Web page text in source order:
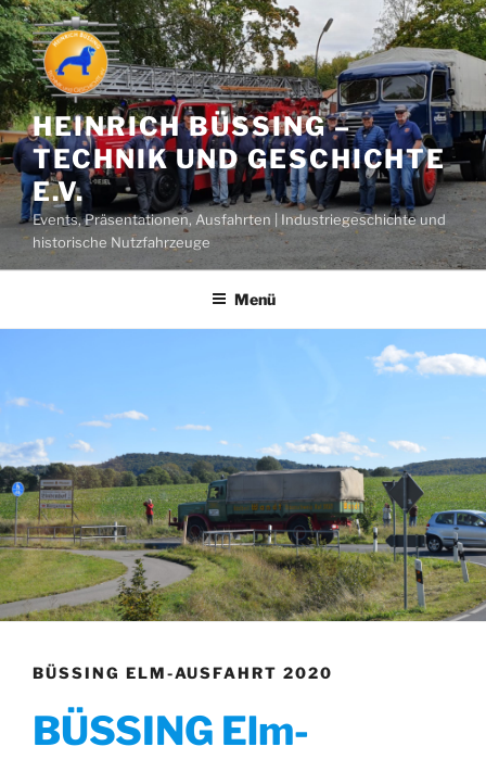
Zum
Inhalt
springen
HEINRICH BÜSSING –
TECHNIK UND GESCHICHTE
E.V.
Events, Präsentationen, Ausfahrten | Industriegeschichte und
historische Nutzfahrzeuge
Menü
BÜSSING ELM-AUSFAHRT 2020
BÜSSING Elm-